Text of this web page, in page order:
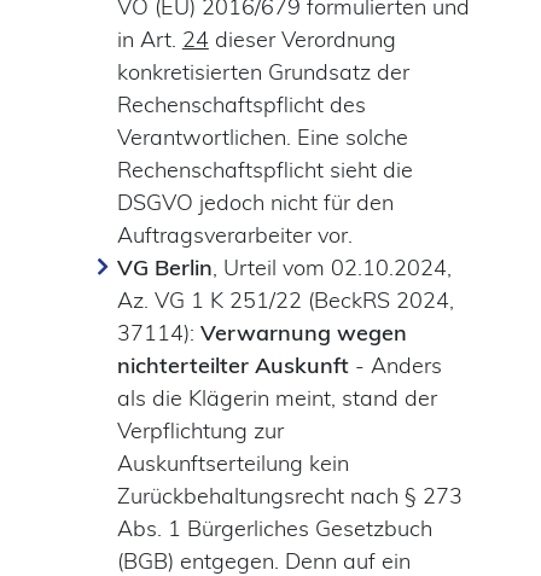
VO (EU) 2016/679 formulierten und
in Art. 24 dieser Verordnung
konkretisierten Grundsatz der
Rechenschaftspflicht des
Verantwortlichen. Eine solche
Rechenschaftspflicht sieht die
DSGVO jedoch nicht für den
Auftragsverarbeiter vor.
VG Berlin, Urteil vom 02.10.2024,
Az. VG 1 K 251/22 (BeckRS 2024,
37114): Verwarnung wegen
nichterteilter Auskunft - Anders
als die Klägerin meint, stand der
Verpflichtung zur
Auskunftserteilung kein
Zurückbehaltungsrecht nach § 273
Abs. 1 Bürgerliches Gesetzbuch
(BGB) entgegen. Denn auf ein